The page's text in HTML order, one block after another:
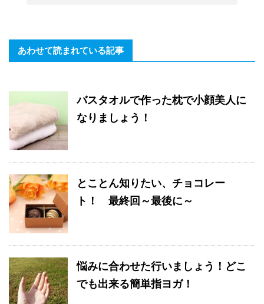
あわせて読まれている記事
バスタオルで作った枕で小顔美人に
なりましょう！
とことん知りたい、チョコレー
ト！ 最終回～最後に～
悩みに合わせた行いましょう！どこ
でも出来る簡単指ヨガ！